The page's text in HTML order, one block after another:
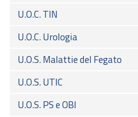
U.O.C. TIN
U.O.C. Urologia
U.O.S. Malattie del Fegato
U.O.S. UTIC
U.O.S. PS e OBI